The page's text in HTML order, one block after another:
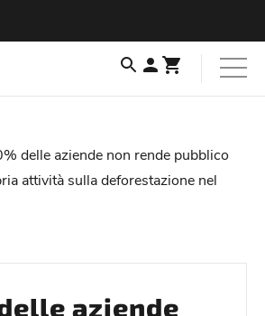
delle aziende non rende pubblico
attività sulla deforestazione nel
aziende